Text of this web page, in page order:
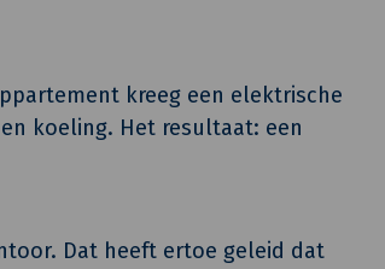
kreeg een elektrische
koeling. Het resultaat: een
Dat heeft ertoe geleid dat